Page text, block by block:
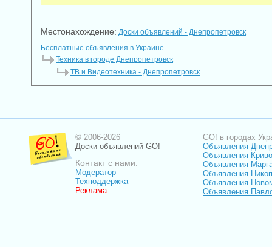
Местонахождение: Доски объявлений - Днепропетровск
Бесплатные объявления в Украине
Техника в городе Днепропетровск
ТВ и Видеотехника - Днепропетровск
© 2006-2026
Доски объявлений GO!
Контакт с нами:
Модератор
Техподдержка
Реклама
GO! в городах
Объявления
Объявления
Объявления
Объявления
Объявления
Объявления